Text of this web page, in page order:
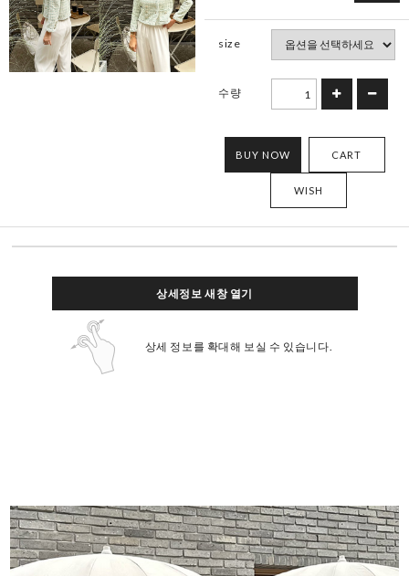
size
수량
BUY NOW CART
WISH
상세정보 새창 열기
상세 정보를 확대해 보실 수 있습니다.